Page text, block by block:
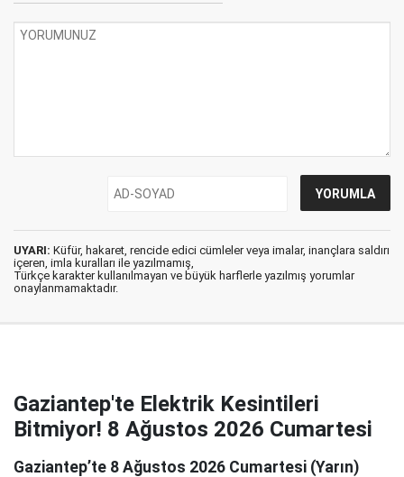
UYARI: Küfür, hakaret, rencide edici cümleler veya imalar, inançlara saldırı
içeren, imla kuralları ile yazılmamış,
Türkçe karakter kullanılmayan ve büyük harflerle yazılmış yorumlar
onaylanmamaktadır.
Gaziantep'te Elektrik Kesintileri
Bitmiyor! 8 Ağustos 2026 Cumartesi
Gaziantep’te 8 Ağustos 2026 Cumartesi (Yarın)